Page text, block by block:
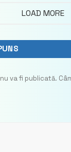
LOAD MORE
va fi publicată.